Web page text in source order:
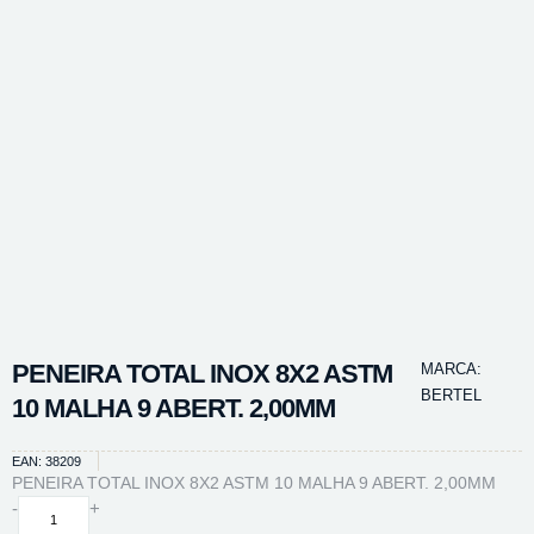
PENEIRA TOTAL INOX 8X2 ASTM
10 MALHA 9 ABERT. 2,00MM
MARCA:
BERTEL
EAN: 38209
PENEIRA TOTAL INOX 8X2 ASTM 10 MALHA 9 ABERT. 2,00MM
-
PENEIRA +